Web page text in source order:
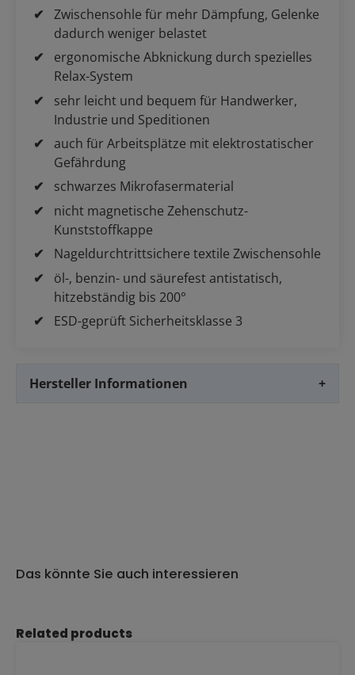
Zwischensohle für mehr Dämpfung, Gelenke
dadurch weniger belastet
ergonomische Abknickung durch spezielles
Relax-System
sehr leicht und bequem für Handwerker,
Industrie und Speditionen
auch für Arbeitsplätze mit elektrostatischer
Gefährdung
schwarzes Mikrofasermaterial
nicht magnetische Zehenschutz-
Kunststoffkappe
Nageldurchtrittsichere textile Zwischensohle
öl-, benzin- und säurefest antistatisch,
hitzebständig bis 200°
ESD-geprüft Sicherheitsklasse 3
Hersteller Informationen +
Das könnte Sie auch interessieren
Produktgalerie überspringen
Related products